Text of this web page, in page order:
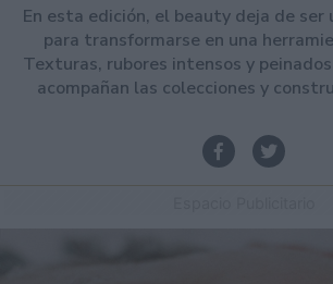
En esta edición, el beauty deja de ser
para transformarse en una
Texturas, rubores intensos y
acompañan las colecciones y